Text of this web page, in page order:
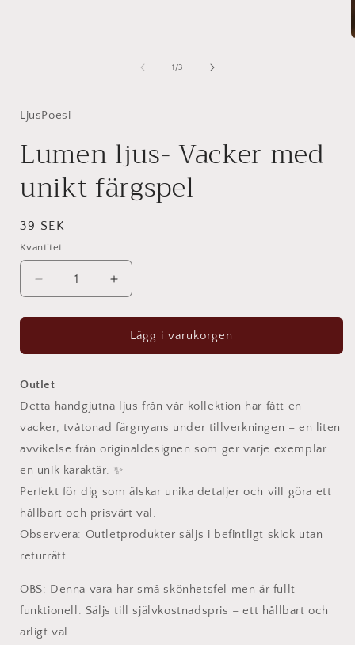
1 /av
3
LjusPoesi
Lumen ljus- Vacker med
unikt färgspel
Ordinarie
pris
39 SEK
Kvantitet
Kvantitet
Minska
kvantitet
för
ljus-
med
unikt
färgspel
Öka
kvantitet
för
Lumen
ljus-
unikt
färgspel
Lägg i varukorgen
Outlet
Detta handgjutna ljus från vår kollektion har fått en
vacker, tvåtonad färgnyans under tillverkningen – en liten
avvikelse från originaldesignen som ger varje exemplar
en unik karaktär. ✨
Perfekt för dig som älskar unika detaljer och vill göra ett
hållbart och prisvärt val.
Observera: Outletprodukter säljs i befintligt skick utan
returrätt.
OBS: Denna vara har små skönhetsfel men är fullt
funktionell. Säljs till självkostnadspris – ett hållbart och
ärligt val.